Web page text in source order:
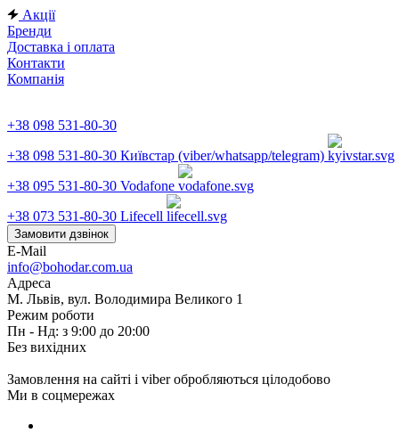
Акції
Бренди
Доставка і оплата
Контакти
Компанія
+38 098 531-80-30
+38 098 531-80-30 Київстар (viber/whatsapp/telegram)
+38 095 531-80-30 Vodafone
+38 073 531-80-30 Lifecell
Замовити дзвінок
E-Mail
info@bohodar.com.ua
Адреса
М. Львів, вул. Володимира Великого 1
Режим роботи
Пн - Нд: з 9:00 до 20:00
Без вихідних
Замовлення на сайті і viber обробляються цілодобово
Ми в соцмережах